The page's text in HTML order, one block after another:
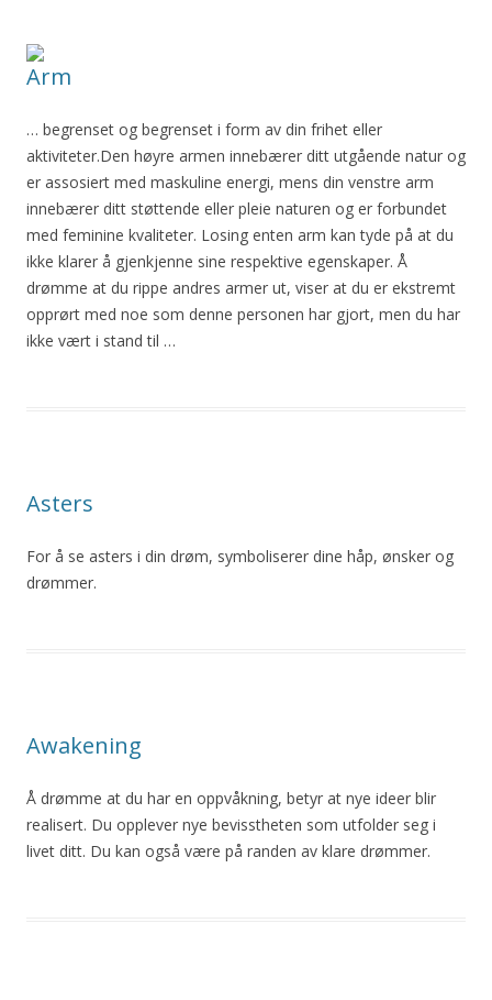
Arm
… begrenset og begrenset i form av din frihet eller
aktiviteter.Den høyre armen innebærer ditt utgående natur og
er assosiert med maskuline energi, mens din venstre arm
innebærer ditt støttende eller pleie naturen og er forbundet
med feminine kvaliteter. Losing enten arm kan tyde på at du
ikke klarer å gjenkjenne sine respektive egenskaper. Å
drømme at du rippe andres armer ut, viser at du er ekstremt
opprørt med noe som denne personen har gjort, men du har
ikke vært i stand til …
Asters
For å se asters i din drøm, symboliserer dine håp, ønsker og
drømmer.
Awakening
Å drømme at du har en oppvåkning, betyr at nye ideer blir
realisert. Du opplever nye bevisstheten som utfolder seg i
livet ditt. Du kan også være på randen av klare drømmer.